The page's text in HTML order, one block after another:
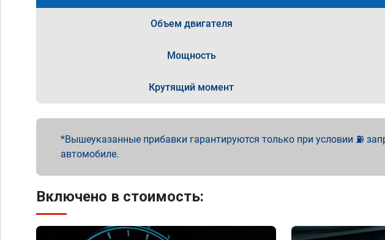
Объем двигателя
Мощность
Крутящий момент
Вышеуказанные прибавки гарантируются только при условии ⛽
автомобиле.
Включено в стоимость: